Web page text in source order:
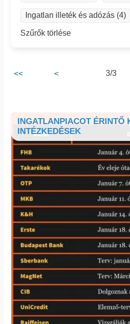
<< < 3/3
INGATLANPIACOT ÉRINTŐ
INTÉZKEDÉSEK
Ingatlan illeték és adózás (4)
Szűrők törlése